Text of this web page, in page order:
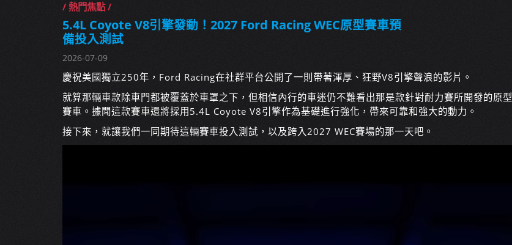
/ 熱門焦點 /
5.4L Coyote V8引擎發動！2027 Ford Racing WEC原型賽車預
備投入測試
2026-07-09
慶祝美國獨立250年，Ford Racing在社群平台公開了一則帶著渾厚、狂野V8引擎聲浪的影片。
就算那輛車款除車門都被覆蓋於車罩之下，但相信內行的車迷仍不難看出那是款針對耐力賽所開發的原型
賽車。據聞這款賽車還將採用5.4L Coyote V8引擎作為基礎進行強化，帶來可靠和強大的動力。
接下來，就讓我們一同期待這輛賽車投入測試，以及跨入2027 WEC賽場的那一天吧。